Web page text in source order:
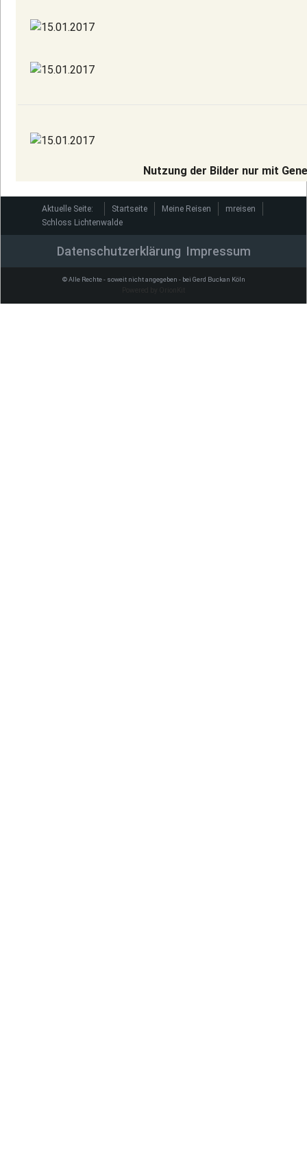
Nutzung der Bilder nur mit
Aktuelle Seite: Startseite Meine Reisen
mreisen
Schloss Lichtenwalde
Datenschutzerklärung Impressum
© Alle Rechte - soweit nicht angegeben - bei Gerd Buckan Köln